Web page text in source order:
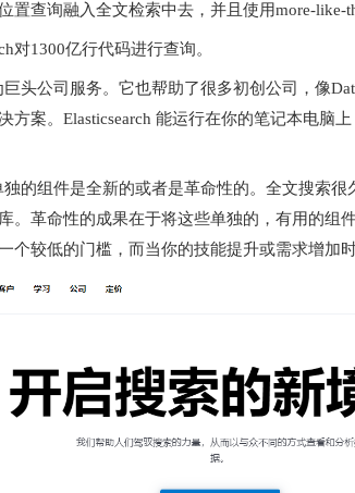
置查询融入全文检索中去，并且使用more-like-
对1300亿行代码进行查询。
巨头公司服务。它也帮助了很多初创公司，像
方案。Elasticsearch 能运行在你的笔记本电脑
独的组件是全新的或者是革命性的。全文搜索
。革命性的成果在于将这些单独的，有用的组
个较低的门槛，而当你的技能提升或需求增加